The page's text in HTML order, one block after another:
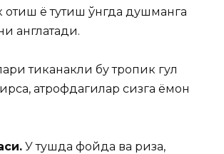
отиш ё тутиш ўнгда душманга
англатади.
тиканакли бу тропик гул
атрофдагилар сизга ёмон
У тушда фойда ва ризққа,